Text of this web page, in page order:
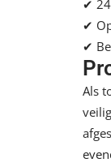
✔
✔
✔
Als